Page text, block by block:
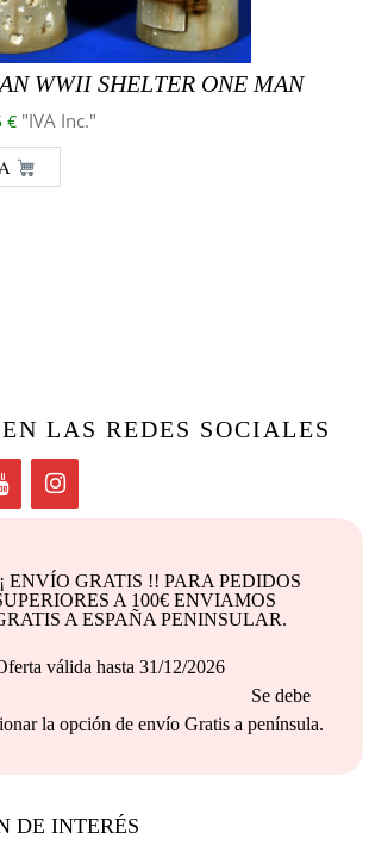
WWII SHELTER ONE MAN
original era: 24.40 €.
€El precio actual es: 21.95 €.
"IVA Inc."
LAS REDES SOCIALES
ENVÍO GRATIS !! PARA PEDIDOS
A 100€ ENVIAMOS
A ESPAÑA PENINSULAR.
válida hasta 31/12/2026
Se debe
la opción de envío Gratis a península.
DE INTERÉS